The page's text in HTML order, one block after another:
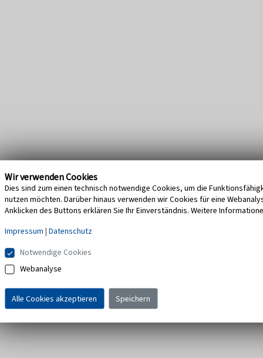
Wir verwenden Cookies
Dies sind zum einen technisch notwendige Cookies, um die
nutzen möchten. Darüber hinaus verwenden wir Cookies für eine
Anklicken des Buttons erklären Sie Ihr Einverständnis. Weitere
Impressum | Datenschutz
Notwendige Cookies
Webanalyse
Alle Cookies akzeptieren Speichern